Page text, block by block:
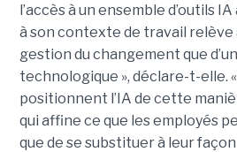
l’accès à un ensemble d’outils
à son contexte de travail relève
gestion du changement que
technologique », déclare-t-elle.
positionnent l’IA de cette
qui affine ce que les employés
que de se substituer à leur